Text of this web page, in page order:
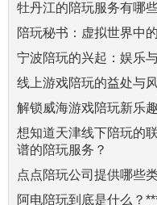
牡丹江的陪玩服务有哪
陪玩秘书：虚拟世界中
宁波陪玩的兴起：娱乐
线上游戏陪玩的益处与
解锁威海游戏陪玩新乐趣
想知道天津线下陪玩的
谱的陪玩服务？
点点陪玩公司提供哪些
阿电陪玩到底是什么？